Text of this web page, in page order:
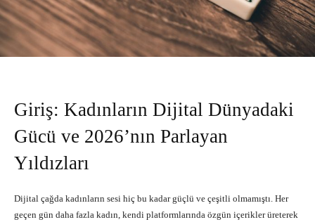
Giriş: Kadınların Dijital Dünyadaki
Gücü ve 2026’nın Parlayan
Yıldızları
Dijital çağda kadınların sesi hiç bu kadar güçlü ve çeşitli olmamıştı. Her
geçen gün daha fazla kadın, kendi platformlarında özgün içerikler üreterek